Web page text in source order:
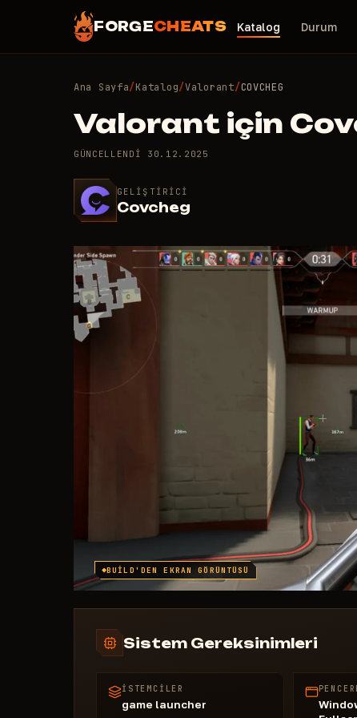
FORGECHEATS Katalog Durum
Ana Sayfa/Katalog/Valorant/COVCHEG
Valorant için
GÜNCELLENDI 30.12.2025
GELIŞTIRICI
Covcheg
BUILD'DEN EKRAN GÖRÜNTÜSÜ
Sistem Gereksinimleri
İSTEMCILER
game launcher